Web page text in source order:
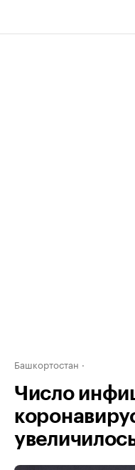
Башкортостан
Число